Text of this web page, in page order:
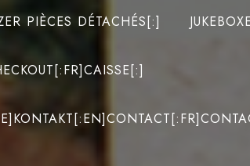
PIÈCES DÉTACHÉS[:]